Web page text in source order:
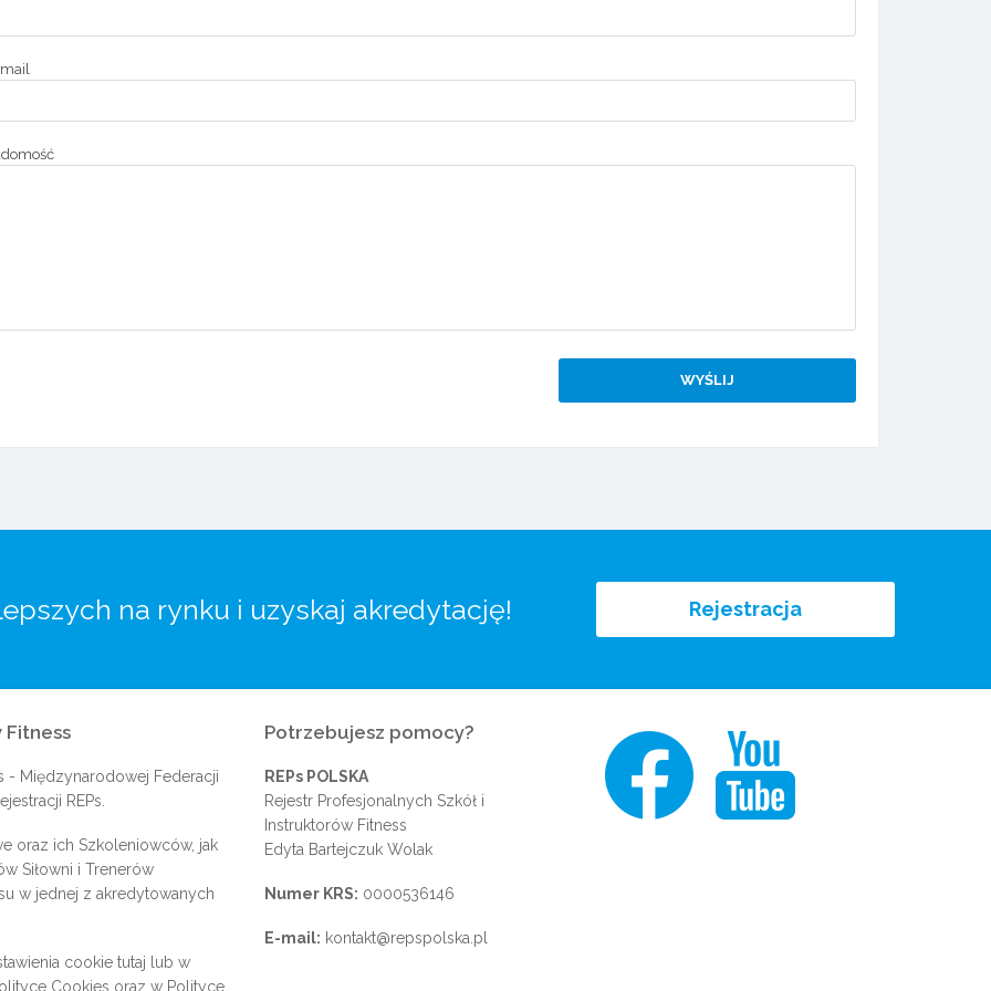
na rynku i uzyskaj akredytację! Rejestracja
Fitness
- Międzynarodowej Federacji
REPs.
oraz ich Szkoleniowców, jak
Siłowni i Trenerów
w jednej z akredytowanych
cookie tutaj lub w
Cookies oraz w Polityce
Potrzebujesz pomocy?
REPs POLSKA
Rejestr Profesjonalnych Szkół i
Instruktorów Fitness
Edyta Bartejczuk Wolak
Numer KRS: 0000536146
E-mail: kontakt@repspolska.pl